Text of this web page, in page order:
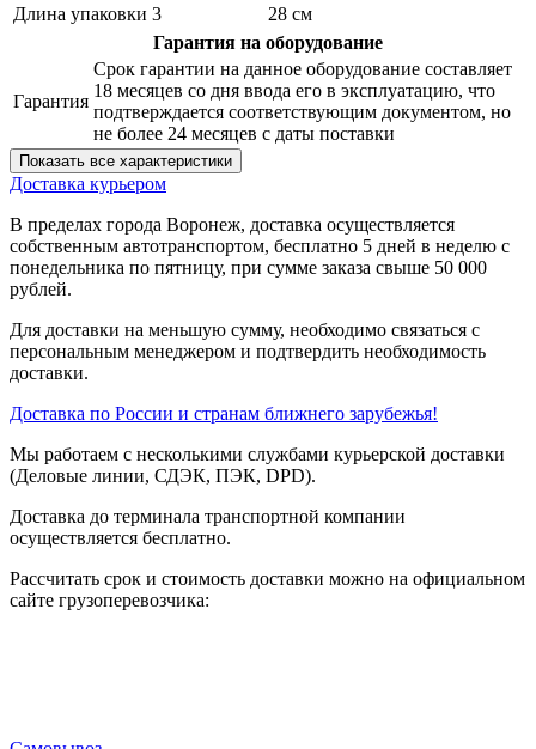
Длина упаковки 3
28 см
Гарантия на оборудование
Гарантия
Срок гарантии на данное оборудование составляет
18 месяцев со дня ввода его в эксплуатацию, что
подтверждается соответствующим документом, но
не более 24 месяцев с даты поставки
Показать все характеристики
Доставка курьером
В пределах города Воронеж, доставка осуществляется
собственным автотранспортом, бесплатно 5 дней в неделю с
понедельника по пятницу, при сумме заказа свыше 50 000
рублей.
Для доставки на меньшую сумму, необходимо связаться с
персональным менеджером и подтвердить необходимость
доставки.
Доставка по России и странам ближнего зарубежья!
Мы работаем с несколькими службами курьерской доставки
(Деловые линии, СДЭК, ПЭК, DPD).
Доставка до терминала транспортной компании
осуществляется бесплатно.
Рассчитать срок и стоимость доставки можно на официальном
сайте грузоперевозчика: